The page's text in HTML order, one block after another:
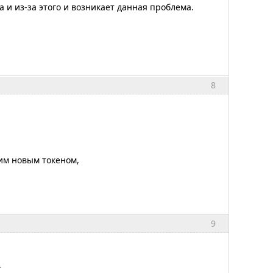
из-за этого и возникает данная проблема.
8
новым токеном,
9